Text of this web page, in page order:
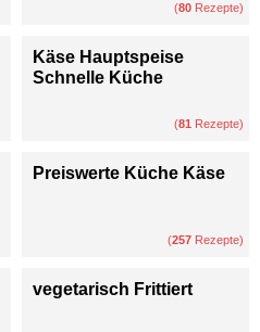
(80 Rezepte)
Käse Hauptspeise
Schnelle Küche
(81 Rezepte)
Preiswerte Küche Käse
(257 Rezepte)
vegetarisch Frittiert